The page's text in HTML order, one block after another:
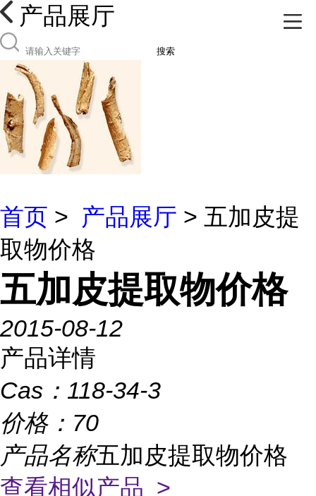
产品展厅
搜索
首页 > 产品展厅 > 五加皮提
取物价格
五加皮提取物价格
2015-08-12
产品详情
Cas： 118-34-3
价格： 70
产品名称五加皮提取物价格
查看相似产品 >